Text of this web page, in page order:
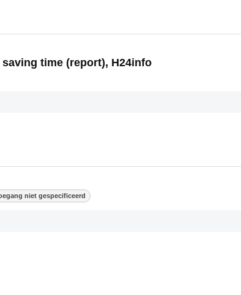
time (report), H24info
niet gespecificeerd